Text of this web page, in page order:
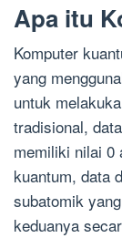
Apa itu
Komputer
yang
untuk
tradisional,
memiliki nilai 0
kuantum, data
subatomik
keduanya